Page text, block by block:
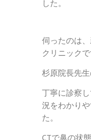
した。
伺ったのは
クリニックで
杉原院長先生
丁寧に診察
況をわかり
た。
CTで鼻の状